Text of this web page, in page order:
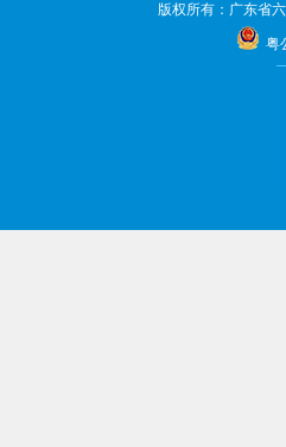
版权所有：广东省
粤